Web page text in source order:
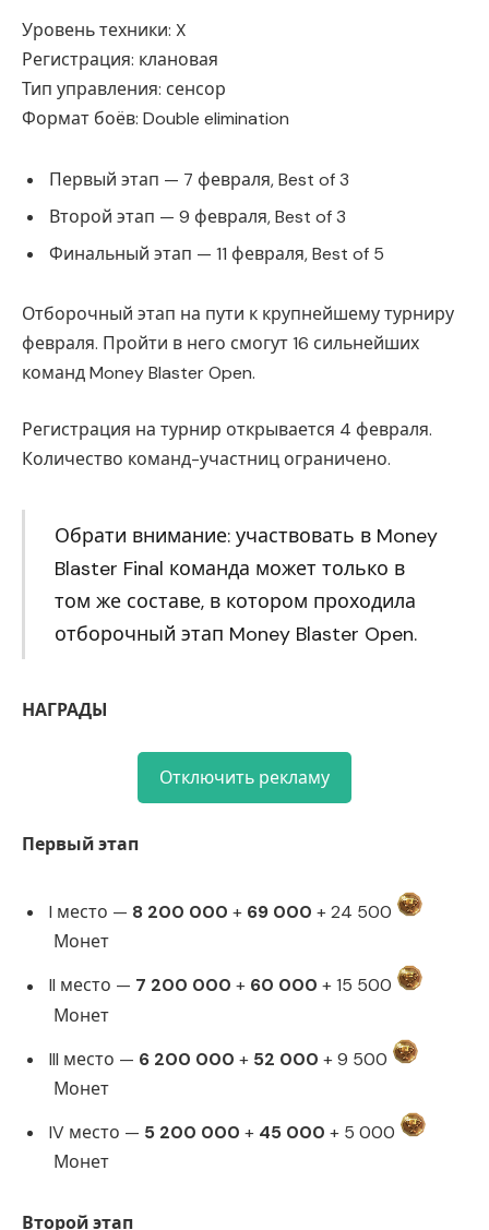
Уровень техники: X
Регистрация: клановая
Тип управления: сенсор
Формат боёв: Double elimination
Первый этап — 7 февраля, Best of 3
Второй этап — 9 февраля, Best of 3
Финальный этап — 11 февраля, Best of 5
Отборочный этап на пути к крупнейшему турниру
февраля. Пройти в него смогут 16 сильнейших
команд Money Blaster Open.
Регистрация на турнир открывается 4 февраля.
Количество команд-участниц ограничено.
Обрати внимание: участвовать в Money
Blaster Final команда может только в
том же составе, в котором проходила
отборочный этап Money Blaster Open.
НАГРАДЫ
Отключить рекламу
Первый этап
I место — 8 200 000 + 69 000 + 24 500
Монет
II место — 7 200 000 + 60 000 + 15 500
Монет
III место — 6 200 000 + 52 000 + 9 500
Монет
IV место — 5 200 000 + 45 000 + 5 000
Монет
Второй этап